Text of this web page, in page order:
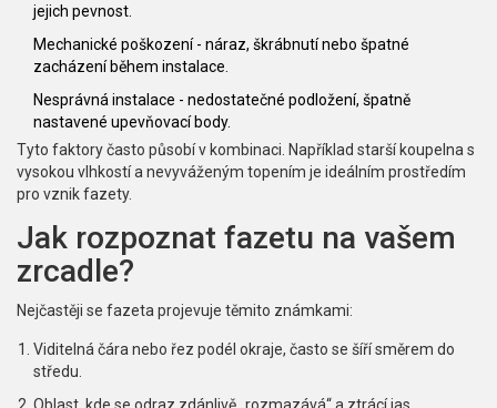
jejich pevnost.
Mechanické poškození- náraz, škrábnutí nebo špatné
zacházení během instalace.
Nesprávná instalace - nedostatečné podložení, špatně
nastavené upevňovací body.
Tyto faktory často působí v kombinaci. Například starší koupelna s
vysokou vlhkostí a nevyváženým topením je ideálním prostředím
pro vznik fazety.
Jak rozpoznat fazetu na vašem
zrcadle?
Nejčastěji se fazeta projevuje těmito známkami:
Viditelná čára nebo řez podél okraje, často se šíří směrem do
středu.